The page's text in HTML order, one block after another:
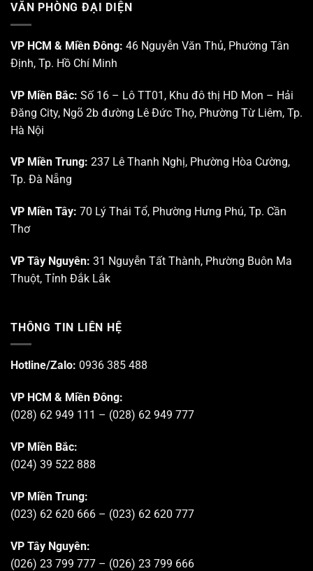
học
–
thẩm
cứu
Công
cao
VĂN PHÒNG ĐẠI DIỆN
VP HCM & Miền Đông: 46 Nguyễn Văn Thủ, Phường Tân
Định, Tp. Hồ Chí Minh
VP Miền Bắc: Số 16 – Lô TT01, Khu đô thị HD Mon – Hải
Đăng City, Ngõ 2b đường Lê Đức Thọ, Phường Từ Liêm, Tp.
Hà Nội
VP Miền Trung: 237 Lê Thanh Nghị, Phường Hòa Cường,
Tp. Đà Nẵng
VP Miền Tây: 70 Lý Thái Tổ, Phường Hưng Phú, Tp. Cần
Thơ
VP Tây Nguyên: 31 Nguyễn Tất Thành, Phường Buôn Ma
Thuột, Tỉnh Đắk Lắk
THÔNG TIN LIÊN HỆ
Hotline/Zalo: 0936 385 488
VP HCM & Miền Đông:
(028) 62 949 111 – (028) 62 949 777
VP Miền Bắc:
(024) 39 522 888
VP Miền Trung:
(023) 62 620 666 – (023) 62 620 777
VP Tây Nguyên:
(026) 23 799 777 – (026) 23 799 666